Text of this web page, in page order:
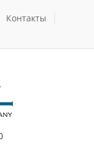
Контакты